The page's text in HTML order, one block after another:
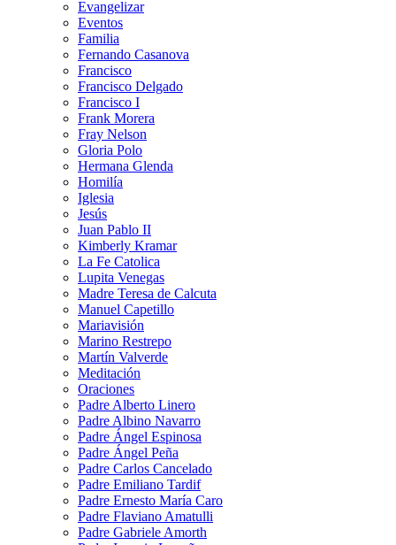
Evangelizar
Eventos
Familia
Fernando Casanova
Francisco
Francisco Delgado
Francisco I
Frank Morera
Fray Nelson
Gloria Polo
Hermana Glenda
Homilía
Iglesia
Jesús
Juan Pablo II
Kimberly Kramar
La Fe Catolica
Lupita Venegas
Madre Teresa de Calcuta
Manuel Capetillo
Mariavisión
Marino Restrepo
Martín Valverde
Meditación
Oraciones
Padre Alberto Linero
Padre Albino Navarro
Padre Ángel Espinosa
Padre Ángel Peña
Padre Carlos Cancelado
Padre Emiliano Tardif
Padre Ernesto María Caro
Padre Flaviano Amatulli
Padre Gabriele Amorth